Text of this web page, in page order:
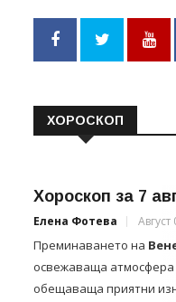
ХОРОСКОП
Хороскоп за 7
Елена Фотева
Преминаването на
освежаваща
обещаваща приятни